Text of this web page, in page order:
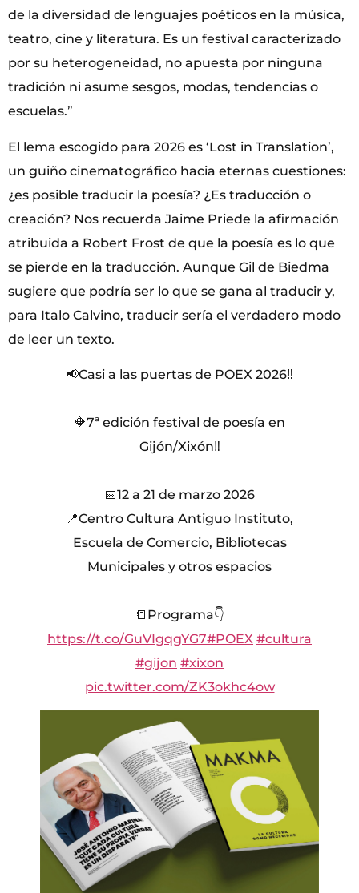
de la diversidad de lenguajes poéticos en la música,
teatro, cine y literatura. Es un festival caracterizado
por su heterogeneidad, no apuesta por ninguna
tradición ni asume sesgos, modas, tendencias o
escuelas.”
El lema escogido para 2026 es ‘Lost in Translation’,
un guiño cinematográfico hacia eternas cuestiones:
¿es posible traducir la poesía? ¿Es traducción o
creación? Nos recuerda Jaime Priede la afirmación
atribuida a Robert Frost de que la poesía es lo que
se pierde en la traducción. Aunque Gil de Biedma
sugiere que podría ser lo que se gana al traducir y,
para Italo Calvino, traducir sería el verdadero modo
de leer un texto.
📢Casi a las puertas de POEX 2026‼️
🔶7ª edición festival de poesía en
Gijón/Xixón‼️
📅12 a 21 de marzo 2026
📍Centro Cultura Antiguo Instituto,
Escuela de Comercio, Bibliotecas
Municipales y otros espacios
📒Programa👇
https://t.co/GuVIgqgYG7#POEX #cultura
#gijon #xixon
pic.twitter.com/ZK3okhc4ow